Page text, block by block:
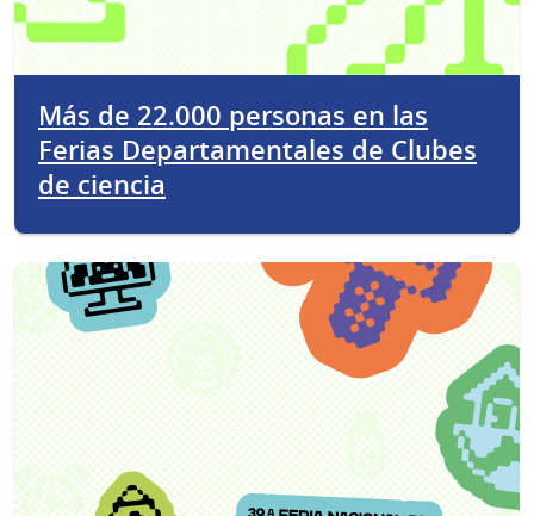
Más de 22.000 personas en las
Ferias Departamentales de Clubes
de ciencia